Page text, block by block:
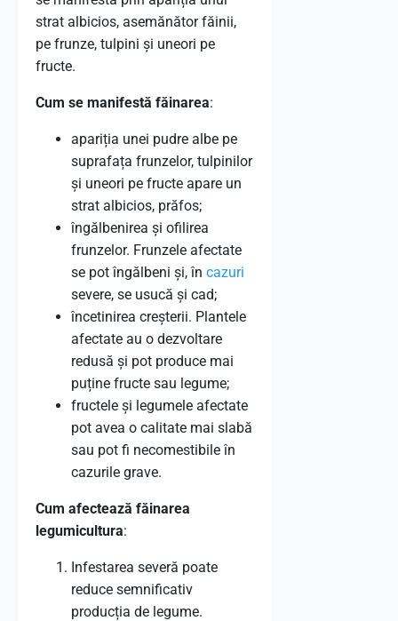
strat albicios, asemănător făinii,
pe frunze, tulpini și uneori pe
fructe.
Cum se manifestă făinarea:
apariția unei pudre albe pe
suprafața frunzelor, tulpinilor
și uneori pe fructe apare un
strat albicios, prăfos;
îngălbenirea și ofilirea
frunzelor. Frunzele afectate
se pot îngălbeni și, în cazuri
severe, se usucă și cad;
încetinirea creșterii. Plantele
afectate au o dezvoltare
redusă și pot produce mai
puține fructe sau legume;
fructele și legumele afectate
pot avea o calitate mai slabă
sau pot fi necomestibile în
cazurile grave.
Cum afectează făinarea
legumicultura:
Infestarea severă poate
reduce semnificativ
producția de legume.